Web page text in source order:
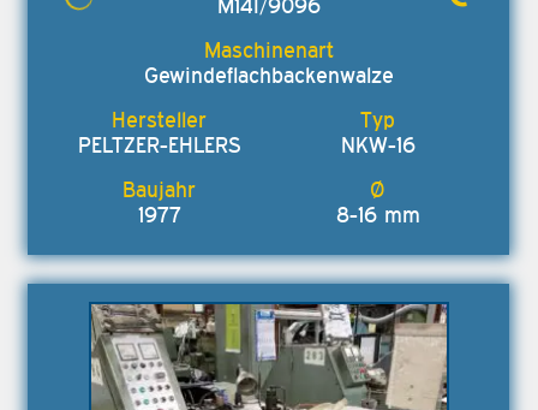
M14I/9096
Gewindeflachbackenwalze
PELTZER-EHLERS NKW-16
1977 8-16 mm